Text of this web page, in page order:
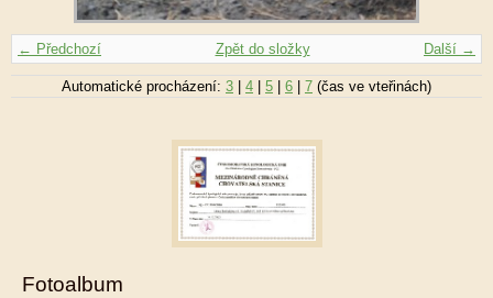
← Předchozí Další →
Zpět do složky
Automatické procházení: 3 4 5 6 7 (čas ve vteřinách)
Fotoalbum